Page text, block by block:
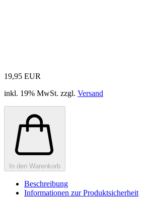
19,95 EUR
inkl. 19% MwSt. zzgl. Versand
In den Warenkorb
Beschreibung
Informationen zur Produktsicherheit